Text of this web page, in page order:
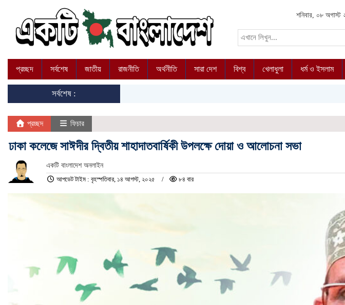
শনিবার, ০৮ অগাস্ট
প্রচ্ছদ সর্বশেষ জাতীয় রাজনীতি অর্থনীতি সারা দেশ বিশ্ব খেলাধুলা ধর্ম ও ইসলাম
সর্বশেষ :
প্রচ্ছদ ফিচার
ঢাকা কলেজে সাঈদীর দ্বিতীয় শাহাদাতবার্ষিকী উপলক্ষে দোয়া ও আলোচনা সভা
একটি বাংলাদেশ অনলাইন
আপডেট টাইম : বৃহস্পতিবার, ১৪ আগস্ট, ২০২৫
৮৪ বার